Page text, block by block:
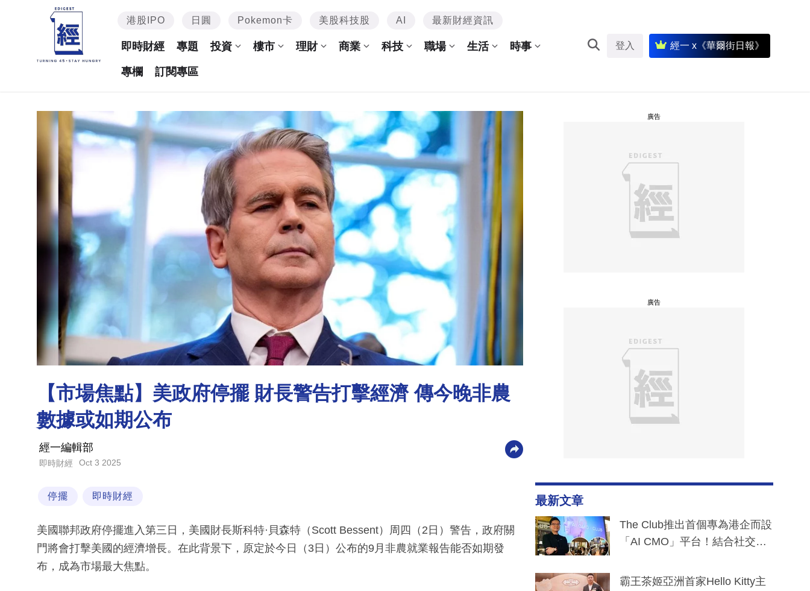
港股IPO 日圓 Pokemon卡 美股科技股 AI 最新財經資訊
即時財經 專題 投資 樓市 理財 商業 科技 職場 生活 時事
專欄 訂閱專區
登入 經一 x《華爾街日報》
【市場焦點】美政府停擺 財長警告打擊經濟 傳今晚非農
數據或如期公布
經一編輯部
即時財經 Oct 3 2025
停擺 即時財經
美國聯邦政府停擺進入第三日，美國財長斯科特·貝森特（Scott Bessent）周四（2日）警告，政府關
門將會打擊美國的經濟增長。在此背景下，原定於今日（3日）公布的9月非農就業報告能否如期發
布，成為市場最大焦點。
廣告
廣告
最新文章
The Club推出首個專為港企而設
「AI CMO」平台！結合社交聆
分鐘生成「貼地」宣傳短片
霸王茶姬亞洲首家Hello Kitty主